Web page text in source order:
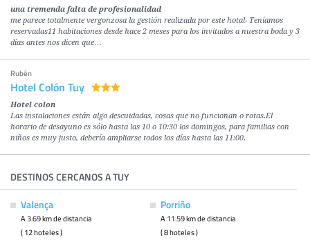
una tremenda falta de profesionalidad
me parece totalmente vergonzosa la gestión realizada por este hotal- Teníamos
reservadas11 habitaciones desde hace 2 meses para los invitados a nuestra boda y 3
días antes nos dicen que…
Rubén
Hotel Colón Tuy
Hotel colon
Las instalaciones están algo descuidadas, cosas que no funcionan o rotas.El
horario de desayuno es sólo hasta las 10 o 10:30 los domingos, para familias con
niños es muy justo, debería ampliarse todos los días hasta las 11:00.
DESTINOS CERCANOS A TUY
Valença
A 3.69 km de distancia
( 12 hoteles )
Porriño
A 11.59 km de distancia
( 8 hoteles )